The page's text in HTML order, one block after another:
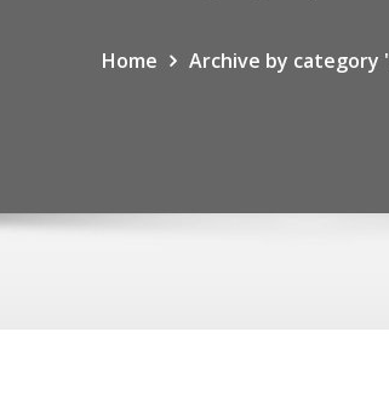
Home Archive by category